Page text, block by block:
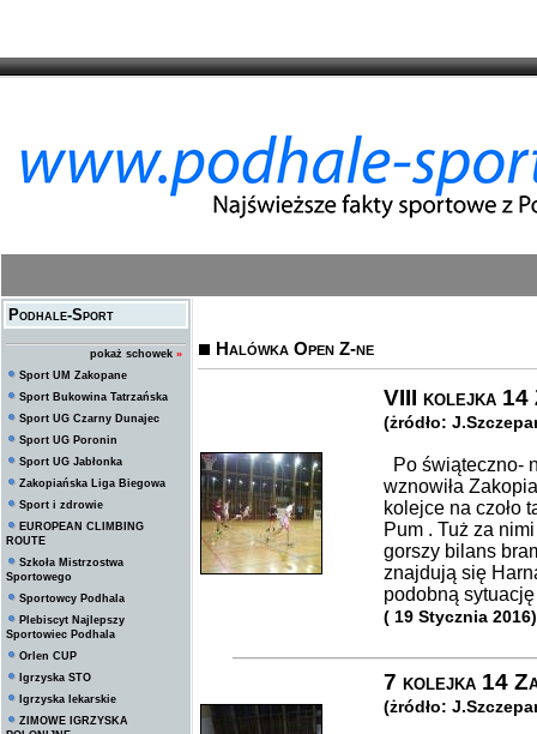
Podhale-Sport
pokaż schowek »
Sport UM Zakopane
Sport Bukowina Tatrzańska
Sport UG Czarny Dunajec
Sport UG Poronin
Sport UG Jabłonka
Zakopiańska Liga Biegowa
Sport i zdrowie
EUROPEAN CLIMBING
ROUTE
Szkoła Mistrzostwa
Sportowego
Sportowcy Podhala
Plebiscyt Najlepszy
Sportowiec Podhala
Orlen CUP
Igrzyska STO
Igrzyska lekarskie
ZIMOWE IGRZYSKA
Halówka Open Z-ne
VIII kolejka 14
(żródło:
Po świąteczno-
wznowiła
kolejce na czoło
Pum . Tuż za
gorszy bilans
znajdują się
podobną
( 19 Stycznia 2016)
7 kolejka 14
(żródło: